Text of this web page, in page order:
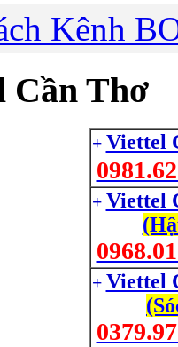
Kênh
Cần Thơ
+ Viettel
+ Viettel
+ Viettel